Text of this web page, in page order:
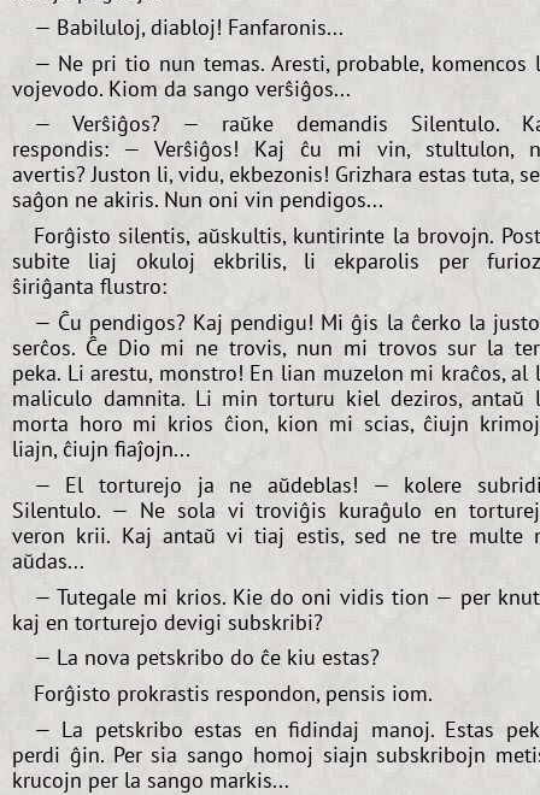
— Babiluloj, diabloj! Fanfaronis...
— Ne pri tio nun temas. Aresti, probable, komencos
vojevodo. Kiom da sango verŝiĝos...
— Verŝiĝos? — raŭke demandis Silentulo.
respondis: — Verŝiĝos! Kaj ĉu mi vin, stultulon,
avertis? Juston li, vidu, ekbezonis! Grizhara estas tuta,
saĝon ne akiris. Nun oni vin pendigos...
Forĝisto silentis, aŭskultis, kuntirinte la brovojn.
subite liaj okuloj ekbrilis, li ekparolis per
ŝiriĝanta flustro:
— Ĉu pendigos? Kaj pendigu! Mi ĝis la ĉerko la
serĉos. Ĉe Dio mi ne trovis, nun mi trovos sur la
peka. Li arestu, monstro! En lian muzelon mi kraĉos, al
maliculo damnita. Li min torturu kiel deziros, antaŭ
morta horo mi krios ĉion, kion mi scias, ĉiujn
liajn, ĉiujn fiaĵojn...
— El torturejo ja ne aŭdeblas! — kolere
Silentulo. — Ne sola vi troviĝis kuraĝulo en
veron krii. Kaj antaŭ vi tiaj estis, sed ne tre multe
aŭdas...
— Tutegale mi krios. Kie do oni vidis tion — per
kaj en torturejo devigi subskribi?
— La nova petskribo do ĉe kiu estas?
Forĝisto prokrastis respondon, pensis iom.
— La petskribo estas en fidindaj manoj. Estas
perdi ĝin. Per sia sango homoj siajn subskribojn
krucojn per la sango markis...